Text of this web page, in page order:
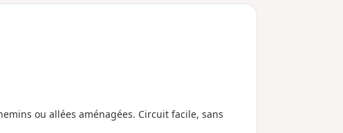
ou allées aménagées. Circuit facile, sans